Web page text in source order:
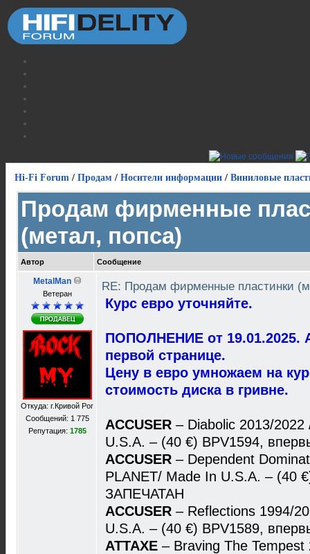
Hi-Fi Forum / Продам / Носители информации / Виниловые
Продам фирменные
(метал, попса)
Автор Сообщение
MetalMan
Ветеран
Откуда: г.Кривой Рог
Сообщений: 1 775
Репутация: 1785
RE: Продам фирменные пластинки
Курс евро уточняйте.
ПОПОЛНЕНИЕ от 19.01.2025.
первой странице.
Цену в евро умножаем на
стоимость диска в гривне.
ACCUSER – Diabolic 2013/2022
U.S.A. – (40 €) BPV1594,
ACCUSER – Dependent
PLANET/ Made In U.S.A. – (40
ЗАПЕЧАТАН
ACCUSER – Reflections 1994/
U.S.A. – (40 €) BPV1589,
ATTAXE – Braving The